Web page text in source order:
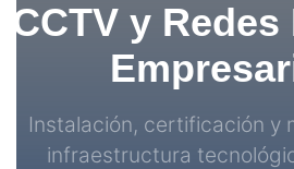
CCTV y
Instalación, certificación y
infraestructura